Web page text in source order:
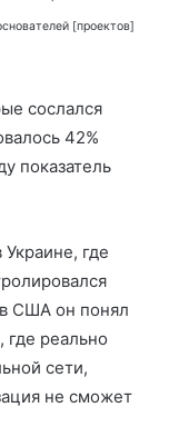
[проектов]
сослался
42%
показатель
где
США он понял
где реально
сети,
не сможет